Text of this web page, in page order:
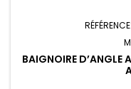
RÉFÉRENCE:
BAIGNOIRE D’ANGLE